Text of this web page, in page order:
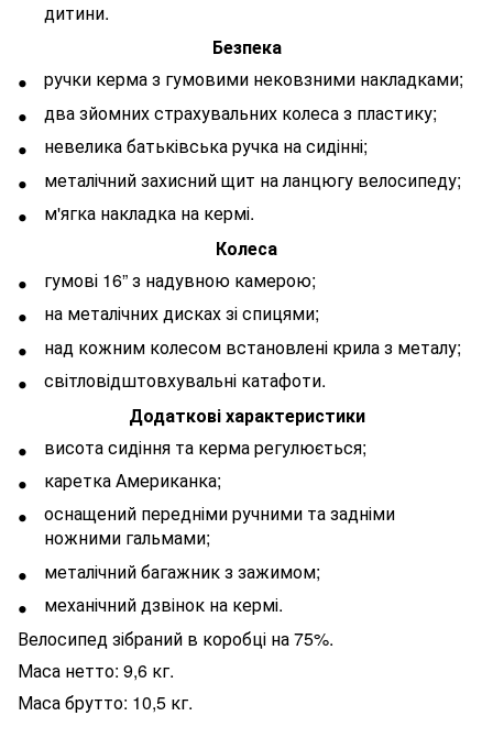
дитини.
Безпека
ручки керма з гумовими нековзними накладками;
два зйомних страхувальних колеса з пластику;
невелика батьківська ручка на сидінні;
металічний захисний щит на ланцюгу велосипеду;
м'ягка накладка на кермі.
Колеса
гумові 16” з надувною камерою;
на металічних дисках зі спицями;
над кожним колесом встановлені крила з металу;
світловідштовхувальні катафоти.
Додаткові характеристики
висота сидіння та керма регулюється;
каретка Американка;
оснащений передніми ручними та задніми
ножними гальмами;
металічний багажник з зажимом;
механічний дзвінок на кермі.
Велосипед зібраний в коробці на 75%.
Маса нетто: 9,6 кг.
Маса брутто: 10,5 кг.